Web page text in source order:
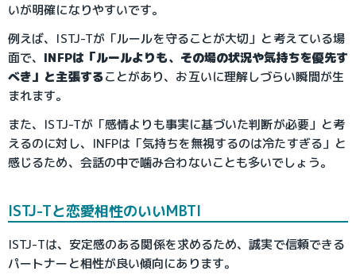
いが明確になりやすいです。
例えば、ISTJ-Tが「ルールを守ることが大切」と考えている場
面で、 INFPは「ルールよりも、その場の状況や気持ちを優先す
べき」と主張することがあり、お互いに理解しづらい瞬間が生
まれます。
また、ISTJ-Tが「感情よりも事実に基づいた判断が必要」と考
えるのに対し、INFPは「気持ちを無視するのは冷たすぎる」と
感じるため、会話の中で噛み合わないことも多いでしょう。
ISTJ-Tと恋愛相性のいいMBTI
ISTJ-Tは、安定感のある関係を求めるため、誠実で信頼できる
パートナーと相性が良い傾向にあります。